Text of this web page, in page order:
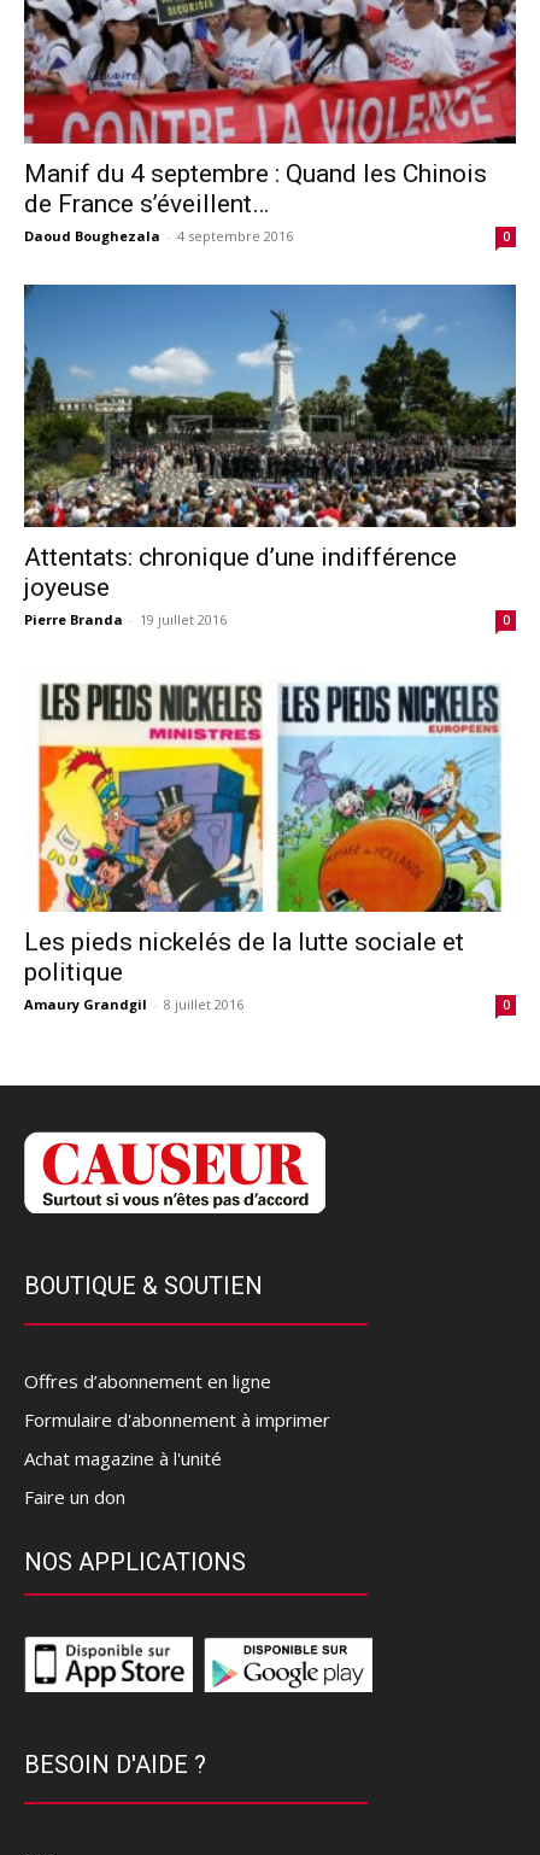
Manif du 4 septembre : Quand les Chinois
de France s’éveillent…
Daoud Boughezala - 4 septembre 2016 0
Attentats: chronique d’une indifférence
joyeuse
Pierre Branda - 19 juillet 2016 0
Les pieds nickelés de la lutte sociale et
politique
Amaury Grandgil - 8 juillet 2016 0
BOUTIQUE & SOUTIEN
Offres d’abonnement en ligne
Formulaire d'abonnement à imprimer
Achat magazine à l'unité
Faire un don
NOS APPLICATIONS
BESOIN D'AIDE ?